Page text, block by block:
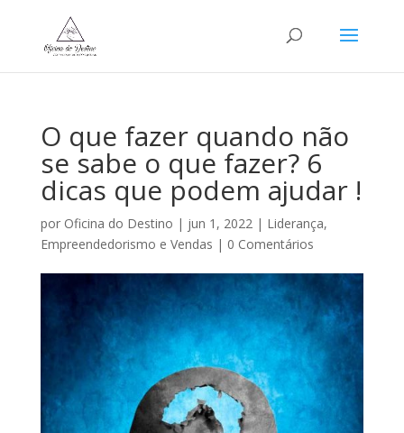
O que fazer quando não
se sabe o que fazer? 6
dicas que podem ajudar !
por Oficina do Destino | jun 1, 2022| Liderança,
Empreendedorismo e Vendas | 0 Comentários